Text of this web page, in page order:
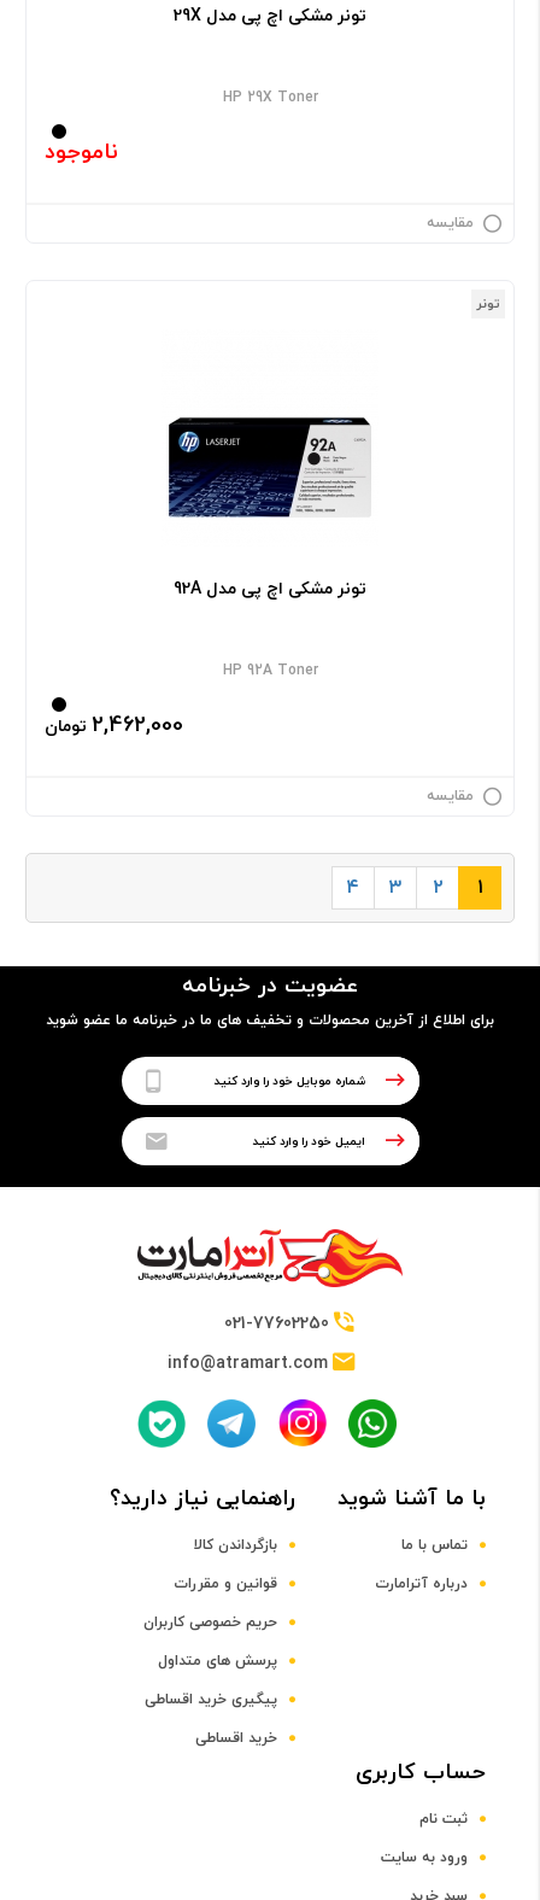
تونر مشکی اچ پی مدل 29X
HP 29X Toner
ناموجود
مقایسه
تونر
تونر مشکی اچ پی مدل 92A
HP 92A Toner
2,462,000 تومان
مقایسه
۱ ۲ ۳ ۴
عضویت در خبرنامه
برای اطلاع از آخرین محصولات و تخفیف های ما در خبرنامه ما عضو شوید
021-77602250
info@atramart.com
با ما آشنا شوید
تماس با ما
درباره آترامارت
راهنمایی نیاز دارید؟
بازگرداندن کالا
قوانین و مقررات
حریم خصوصی کاربران
پرسش های متداول
پیگیری خرید اقساطی
خرید اقساطی
حساب کاربری
ثبت نام
ورود به سایت